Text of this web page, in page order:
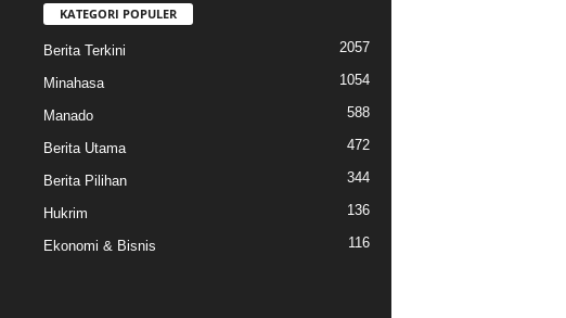
KATEGORI POPULER
Berita Terkini 2057
Minahasa 1054
Manado 588
Berita Utama 472
Berita Pilihan 344
Hukrim 136
Ekonomi & Bisnis 116